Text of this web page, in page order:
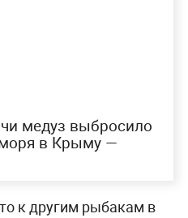
медуз выбросило
моря в Крыму —
к другим рыбакам в